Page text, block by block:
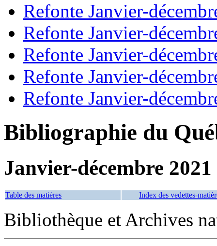
Refonte Janvier-
Refonte Janvier-
Refonte Janvier-
Refonte Janvier-
Refonte Janvier-
Bibliographie du
Janvier-décembre 2021
Table des matières Index des vedettes-
Bibliothèque et Archives